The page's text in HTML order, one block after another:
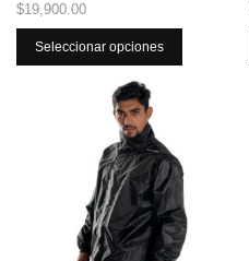
$19,900.00
Seleccionar opciones